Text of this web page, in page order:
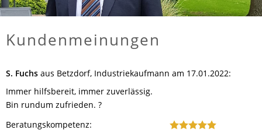
Kundenmeinungen
S. Fuchs aus Betzdorf, Industriekaufmann am 17.01.2022:
Immer hilfsbereit, immer zuverlässig.
Bin rundum zufrieden. ?
Beratungskompetenz: